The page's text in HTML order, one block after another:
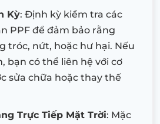
Kỳ: Định kỳ kiểm tra các
PPF để đảm bảo rằng
tróc, nứt, hoặc hư hại. Nếu
bạn có thể liên hệ với cơ
sửa chữa hoặc thay thế
Trực Tiếp Mặt Trời: Mặc